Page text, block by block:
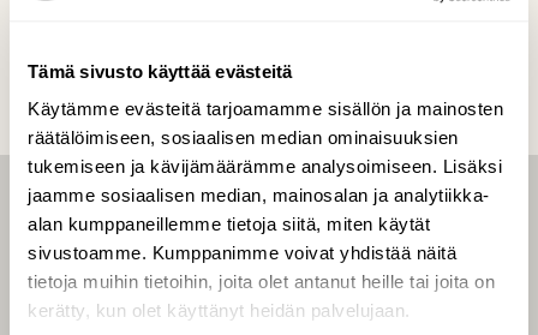
Tämä sivusto käyttää evästeitä
Käytämme evästeitä tarjoamamme sisällön ja mainosten
räätälöimiseen, sosiaalisen median ominaisuuksien
tukemiseen ja kävijämäärämme analysoimiseen. Lisäksi
jaamme sosiaalisen median, mainosalan ja analytiikka-
alan kumppaneillemme tietoja siitä, miten käytät
sivustoamme. Kumppanimme voivat yhdistää näitä
tietoja muihin tietoihin, joita olet antanut heille tai joita on
kerätty, kun olet käyttänyt heidän palvelujaan.
LEHTI
Uusin lehti
Tilaa Suomen Luonto